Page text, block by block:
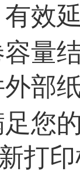
效
量
部
您
打